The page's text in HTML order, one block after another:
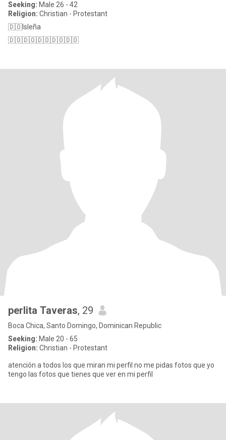
Seeking: Male 26 - 42
Religion: Christian - Protestant
🇩🇴Isleña
🇩🇴🇩🇴🇩🇴🇩🇴🇩🇴
perlita Taveras, 29
Boca Chica, Santo Domingo, Dominican Republic
Seeking: Male 20 - 65
Religion: Christian - Protestant
atención a todos los que miran mi perfil no me pidas fotos que yo
tengo las fotos que tienes que ver en mi perfil